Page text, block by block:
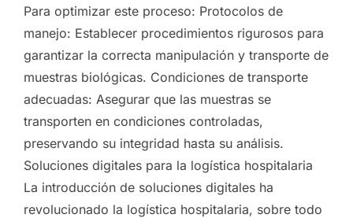
Para optimizar este proceso: Protocolos de
manejo: Establecer procedimientos rigurosos para
garantizar la correcta manipulación y transporte de
muestras biológicas. Condiciones de transporte
adecuadas: Asegurar que las muestras se
transporten en condiciones controladas,
preservando su integridad hasta su análisis.
Soluciones digitales para la logística hospitalaria
La introducción de soluciones digitales ha
revolucionado la logística hospitalaria, sobre todo